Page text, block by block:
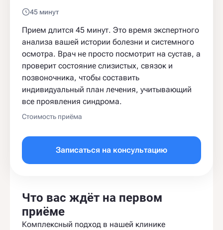
45 минут
Прием длится 45 минут. Это время экспертного
анализа вашей истории болезни и системного
осмотра. Врач не просто посмотрит на сустав, а
проверит состояние слизистых, связок и
позвоночника, чтобы составить
индивидуальный план лечения, учитывающий
все проявления синдрома.
Стоимость приёма
Записаться на консультацию
Что вас ждёт на первом
приёме
Комплексный подход в нашей клинике